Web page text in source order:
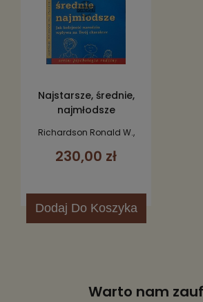
Najstarsze, średnie,
najmłodsze
Richardson Ronald W.,
230,00 zł
Dodaj Do Koszyka
Warto nam